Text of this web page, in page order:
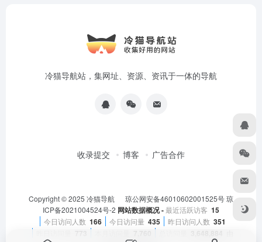
冷猫导航站，集网址、资源、资讯于一体的导航
收录提交 博客 广告合作
Copyright © 2025 冷猫导航 琼公网安备46010602001525号琼
ICP备2021004524号-2 网站数据概况 -最近活跃访客 15
今日访问人数 166 今日访问量 435 昨日访问人数 351